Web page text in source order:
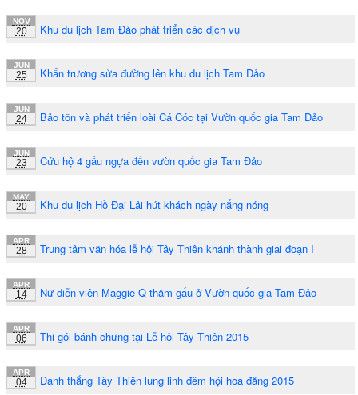
NOV
20 Khu du lịch Tam Đảo phát triển các dịch vụ
JUN
25 Khẩn trương sửa đường lên khu du lịch Tam Đảo
JUN
24 Bảo tồn và phát triển loài Cá Cóc tại Vườn quốc gia Tam Đảo
JUN
23 Cứu hộ 4 gấu ngựa đến vườn quốc gia Tam Đảo
MAY
20 Khu du lịch Hồ Đại Lải hút khách ngày nắng nóng
APR
28 Trung tâm văn hóa lễ hội Tây Thiên khánh thành giai đoạn I
APR
14 Nữ diễn viên Maggie Q thăm gấu ở Vườn quốc gia Tam Đảo
APR
06 Thi gói bánh chưng tại Lễ hội Tây Thiên 2015
APR
04 Danh thắng Tây Thiên lung linh đêm hội hoa đăng 2015